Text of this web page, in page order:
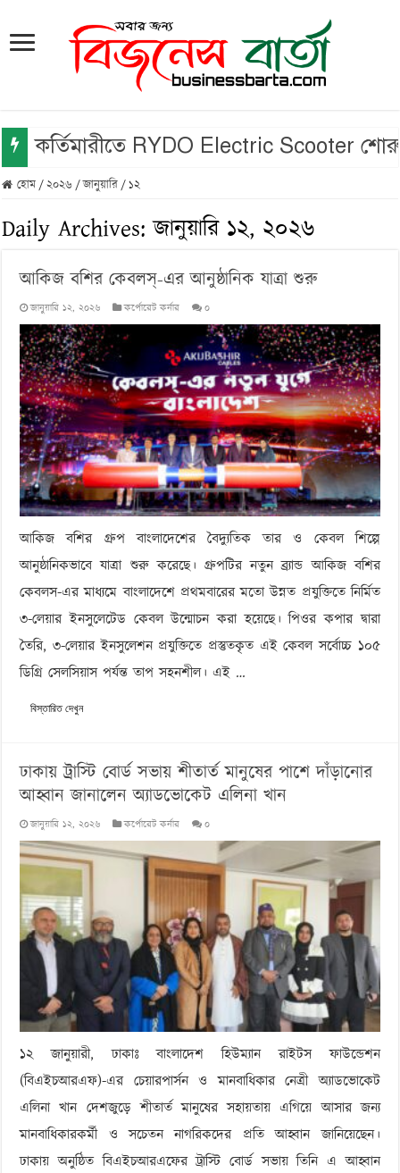
কর্তিমারীতে RYDO Electric Scooter
হোম /২০২৬ /জানুয়ারি /১২
Daily Archives:জানুয়ারি ১২, ২০২৬
আকিজ বশির কেবলস্-এর আনুষ্ঠানিক যাত্রা শুরু
জানুয়ারি ১২, ২০২৬ কর্পোরেট কর্নার ০
আকিজ বশির গ্রুপ বাংলাদেশের বৈদ্যুতিক তার ও কেবল শিল্পে
আনুষ্ঠানিকভাবে যাত্রা শুরু করেছে। গ্রুপটির নতুন ব্র্যান্ড আকিজ বশির
কেবলস-এর মাধ্যমে বাংলাদেশে প্রথমবারের মতো উন্নত প্রযুক্তিতে নির্মিত
৩-লেয়ার ইনসুলেটেড কেবল উন্মোচন করা হয়েছে। পিওর কপার দ্বারা
তৈরি, ৩-লেয়ার ইনসুলেশন প্রযুক্তিতে প্রস্তুতকৃত এই কেবল সর্বোচ্চ ১০৫
ডিগ্রি সেলসিয়াস পর্যন্ত তাপ সহনশীল। এই …
বিস্তারিত দেখুন
ঢাকায় ট্রাস্টি বোর্ড সভায় শীতার্ত মানুষের পাশে দাঁড়ানোর
আহ্বান জানালেন অ্যাডভোকেট এলিনা খান
জানুয়ারি ১২, ২০২৬ কর্পোরেট কর্নার ০
১২ জানুয়ারী, ঢাকাঃ বাংলাদেশ হিউম্যান রাইটস ফাউন্ডেশন
(বিএইচআরএফ)-এর চেয়ারপার্সন ও মানবাধিকার নেত্রী অ্যাডভোকেট
এলিনা খান দেশজুড়ে শীতার্ত মানুষের সহায়তায় এগিয়ে আসার জন্য
মানবাধিকারকর্মী ও সচেতন নাগরিকদের প্রতি আহ্বান জানিয়েছেন।
ঢাকায় অনুষ্ঠিত বিএইচআরএফের ট্রাস্টি বোর্ড সভায় তিনি এ আহ্বান